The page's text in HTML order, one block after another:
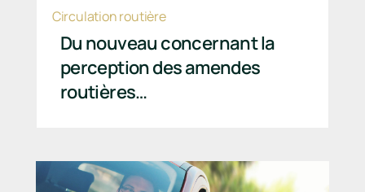
Du nouveau concernant la
perception des amendes
routières…
Circulation routière